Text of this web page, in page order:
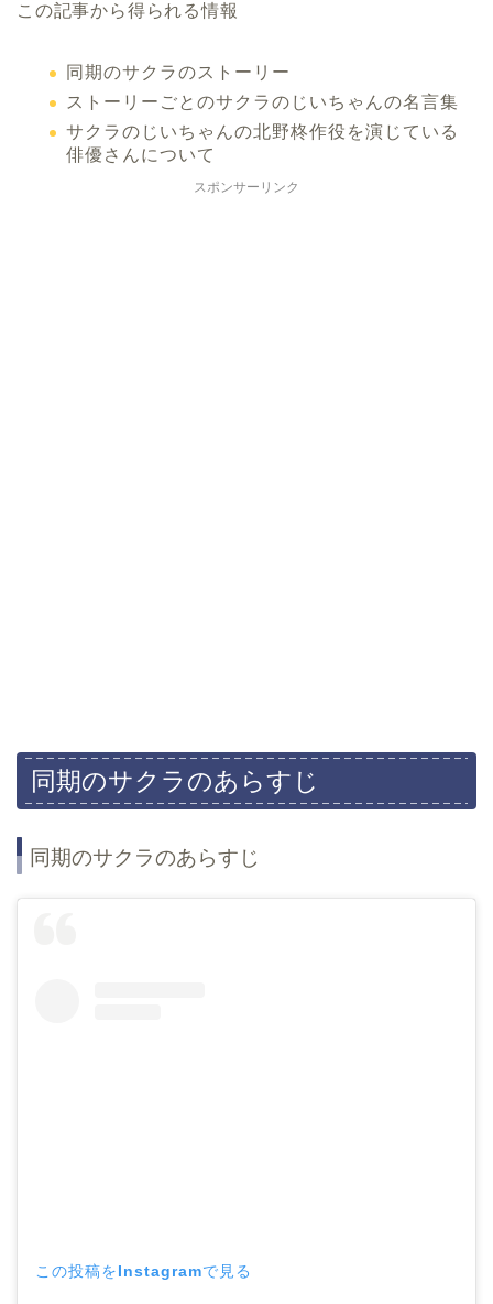
この記事から得られる情報
同期のサクラのストーリー
ストーリーごとのサクラのじいちゃんの名言集
サクラのじいちゃんの北野柊作役を演じている
俳優さんについて
スポンサーリンク
同期のサクラのあらすじ
同期のサクラのあらすじ
この投稿をInstagramで見る